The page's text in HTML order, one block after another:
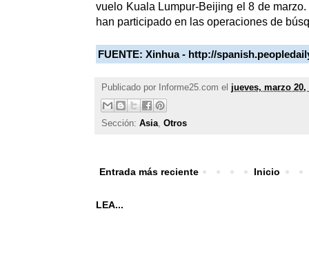
vuelo Kuala Lumpur-Beijing el 8 de
han participado en las operaciones de
FUENTE: Xinhua - http://
Publicado por Informe25.com el jueves, marzo 20,
Sección: Asia, Otros
Entrada más reciente Inicio
LEA...